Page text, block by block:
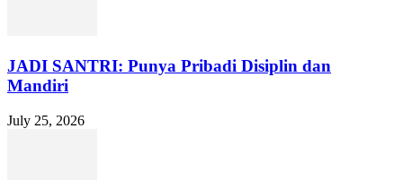
JADI SANTRI: Punya Pribadi Disiplin dan
Mandiri
July 25, 2026